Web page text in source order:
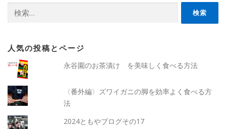
索:
人気の投稿とページ
永谷園のお茶漬け を美味しく食べる方法
〈番外編〉ズワイガニの脚を効率よく食べる方
法
2024ともやブログその17